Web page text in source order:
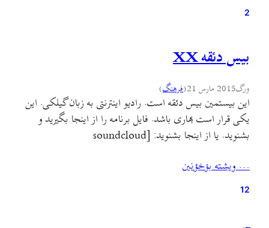
2
بیس دئقه XX
ورگ2015 مارس 21 (فرهنگ)
این بیستمین بیس دئقه است. رادیو اینترنتی به زبان گیلکی. این
یکی قرار است بهاری باشد. فایل برنامه را از اینجا بگیرید و
بشنوید. یا از اینجا بشنوید: [soundcloud
… ويشته بۊخؤنين
12